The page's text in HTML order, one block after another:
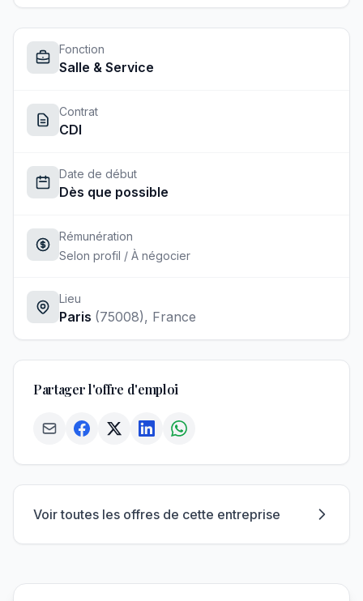
Fonction
Salle & Service
Contrat
CDI
Date de début
Dès que possible
Rémunération
Selon profil / À négocier
Lieu
Paris (75008), France
Partager l'offre d'emploi
Voir toutes les offres de cette entreprise